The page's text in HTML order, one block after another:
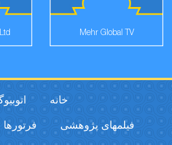
Mehr Global TV
خانه
فیلمهای پژوهشی فرتورها